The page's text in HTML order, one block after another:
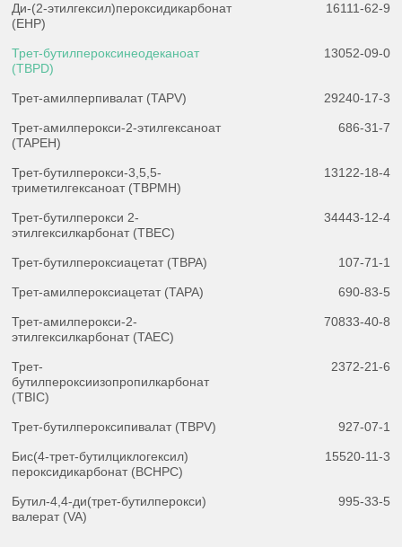
Ди-(2-этилгексил)пероксидикарбонат
(EHP)
16111-62-9
Трет-бутилпероксинеодеканоат
(TBPD)
13052-09-0
Трет-амилперпивалат (TAPV) 29240-17-3
Трет-амилперокси-2-этилгексаноат
(TAPEH)
686-31-7
Трет-бутилперокси-3,5,5-
триметилгексаноат (TBPMH)
13122-18-4
Трет-бутилперокси 2-
этилгексилкарбонат (TBEC)
34443-12-4
Трет-бутилпероксиацетат (TBPA) 107-71-1
Трет-амилпероксиацетат (TAPA) 690-83-5
Трет-амилперокси-2-
этилгексилкарбонат (TAEC)
70833-40-8
Трет-
бутилпероксиизопропилкарбонат
(TBIC)
2372-21-6
Трет-бутилпероксипивалат (TBPV) 927-07-1
Бис(4-трет-бутилциклогексил)
пероксидикарбонат (BCHPC)
15520-11-3
Бутил-4,4-ди(трет-бутилперокси)
валерат (VA)
995-33-5